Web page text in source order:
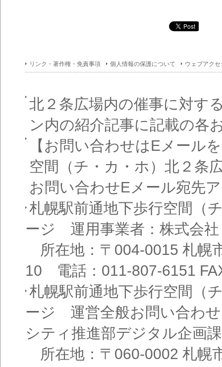
リンク・著作権・免責事項 個人情報の保護について ウェブアク
北２条広場内の催事に対す
ン内の紹介記事に記載の各
【お問い合わせはEメール
空間（チ・カ・ホ）北２条
お問い合わせEメール宛先
札幌駅前通地下歩行空間（
ージ 運用事業者：株式会
所在地：〒004-0015 札幌
10 電話：011-807-6151
札幌駅前通地下歩行空間（
ージ 運営全般お問い合わ
シティ推進部デジタル企画課
所在地：〒060-0002 札幌